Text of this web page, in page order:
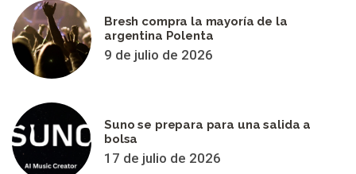
Bresh compra la mayoría de la
argentina Polenta
9 de julio de 2026
Suno se prepara para una salida a
bolsa
17 de julio de 2026